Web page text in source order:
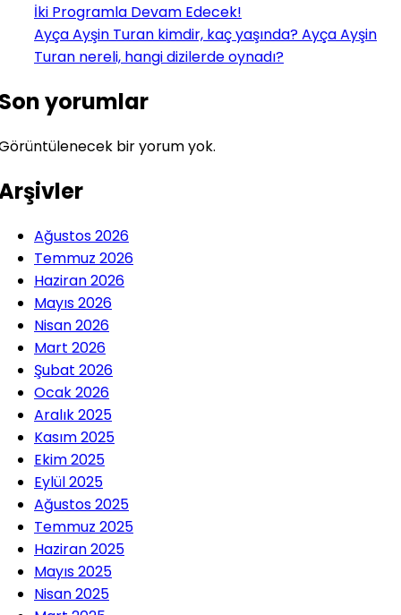
İki Programla Devam Edecek!
Ayça Ayşin Turan kimdir, kaç yaşında? Ayça Ayşin
Turan nereli, hangi dizilerde oynadı?
yorumlar
bir yorum yok.
Ağustos 2026
Temmuz 2026
Haziran 2026
Mayıs 2026
Nisan 2026
Mart 2026
Şubat 2026
Ocak 2026
Aralık 2025
Kasım 2025
Ekim 2025
Eylül 2025
Ağustos 2025
Temmuz 2025
Haziran 2025
Mayıs 2025
Nisan 2025